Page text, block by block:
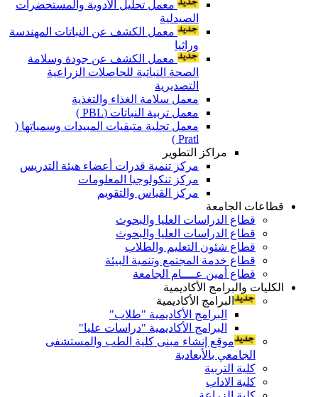
معمل تحليل الأدوية والمستحضرات
الصيدلية
معمل الكشف عن النباتات المهندسة
وراثيا
معمل الكشف عن جودة وسلامة
الصحة النباتية للحاصلات الزراعية
التصديرية
معمل سلامة الغذاء والتغذية
معمل تربية النباتات (PBL )
معمل تحلية متبقيات المبيدات وسمياتها (
Pratl )
مراكز التطوير
مركز تنمية قدرات أعضاء هيئة التدريس
مركز تنكولوجيا المعلومات
مركز القياس والتقويم
قطاعات الجامعة
قطاع الدراسات العليا والبحوث
قطاع الدراسات العليا والبحوث
قطاع شئون التعليم والطلاب
قطاع خدمة المجتمع وتنمية البيئة
قطاع أمين عــــام الجامعة
الكليات والبرامج الأكاديمية
البرامج الأكاديمية
البرامج الأكاديمية "طلاب"
البرامج الأكاديمية "دراسات عليا"
موقع إنشاء مبنى كلية الطب والمستشفى
الجامعي بالأبعادية
كلية التربية
كلية الاداب